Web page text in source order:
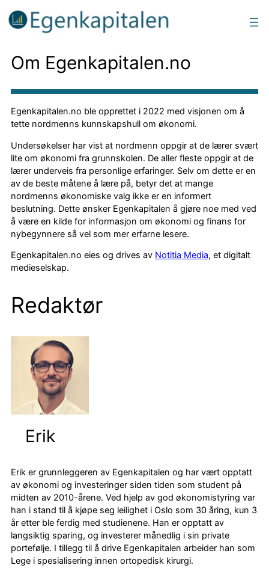
Om Egenkapitalen.no
Egenkapitalen.no ble opprettet i 2022 med visjonen om å
tette nordmenns kunnskapshull om økonomi.
Undersøkelser har vist at nordmenn oppgir at de lærer svært
lite om økonomi fra grunnskolen. De aller fleste oppgir at de
lærer underveis fra personlige erfaringer. Selv om dette er en
av de beste måtene å lære på, betyr det at mange
nordmenns økonomiske valg ikke er en informert
beslutning. Dette ønsker Egenkapitalen å gjøre noe med ved
å være en kilde for informasjon om økonomi og finans for
nybegynnere så vel som mer erfarne lesere.
Egenkapitalen.no eies og drives av Notitia Media, et digitalt
medieselskap.
Redaktør
Erik
Erik er grunnleggeren av Egenkapitalen og har vært opptatt
av økonomi og investeringer siden tiden som student på
midten av 2010-årene. Ved hjelp av god økonomistyring var
han i stand til å kjøpe seg leilighet i Oslo som 30 åring, kun 3
år etter ble ferdig med studienene. Han er opptatt av
langsiktig sparing, og investerer månedlig i sin private
portefølje. I tillegg til å drive Egenkapitalen arbeider han som
Lege i spesialisering innen ortopedisk kirurgi.